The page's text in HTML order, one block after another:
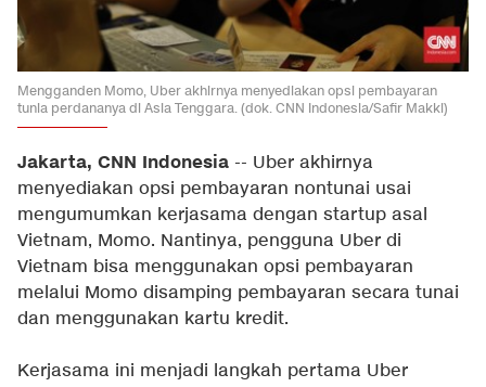
Mengganden Momo, Uber akhirnya menyediakan opsi pembayaran
tunia perdananya di Asia Tenggara. (dok. CNN Indonesia/Safir Makki)
Jakarta, CNN Indonesia -- Uber akhirnya
menyediakan opsi pembayaran nontunai usai
mengumumkan kerjasama dengan startup asal
Vietnam, Momo. Nantinya, pengguna Uber di
Vietnam bisa menggunakan opsi pembayaran
melalui Momo disamping pembayaran secara tunai
dan menggunakan kartu kredit.
Kerjasama ini menjadi langkah pertama Uber